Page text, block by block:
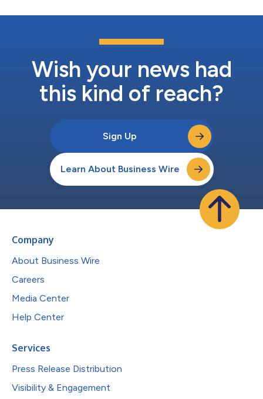
Wish your news had
this kind of reach?
Sign Up
Learn About Business Wire
Company
About Business Wire
Careers
Media Center
Help Center
Services
Press Release Distribution
Visibility & Engagement